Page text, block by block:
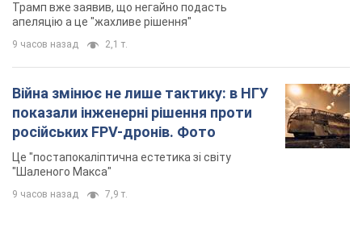
Трамп вже заявив, що негайно подасть
апеляцію а це "жахливе рішення"
9 часов назад 2,1 т.
Війна змінює не лише тактику: в НГУ
показали інженерні рішення проти
російських FPV-дронів. Фото
Це "постапокаліптична естетика зі світу
"Шаленого Макса"
9 часов назад 7,9 т.